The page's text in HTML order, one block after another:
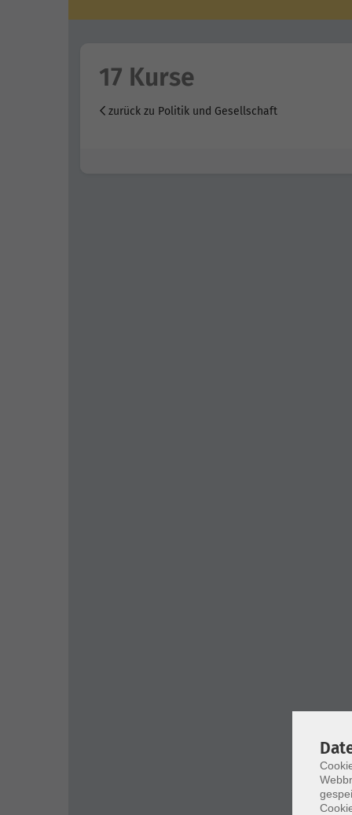
17 Kurse
zurück zu Politik und Gesellschaft